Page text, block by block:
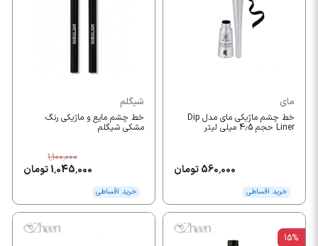
مای
خط چشم ماژیکی مای مدل Dip
Liner حجم 4.5 میلی لیتر
560,000 تومان
خرید اقساطی
شیگلم
خط چشم مایع و ماژیکی رنگ
مشکی شیگلم
1,100,000
1,045,000 تومان
خرید اقساطی
15%